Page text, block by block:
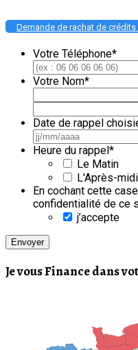
Demande de rachat de crédits
Votre Téléphone*
Votre Nom*
Date de rappel
Heure du rappel*
Le Matin
L'Après-midi
En cochant cette
confidentialité de ce
j’accepte
Je vous Finance dans